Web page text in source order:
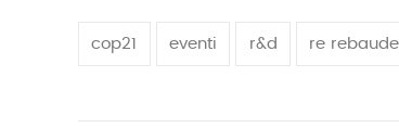
cop21 eventi r&d re